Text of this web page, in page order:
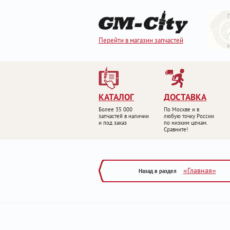
Перейти в магазин запчастей
КАТАЛОГ
Более 35 000
запчастей в наличии
и под заказ
ДОСТАВКА
По Москве и в
любую точку России
по низким ценам.
Сравните!
Назад в раздел «Главная»